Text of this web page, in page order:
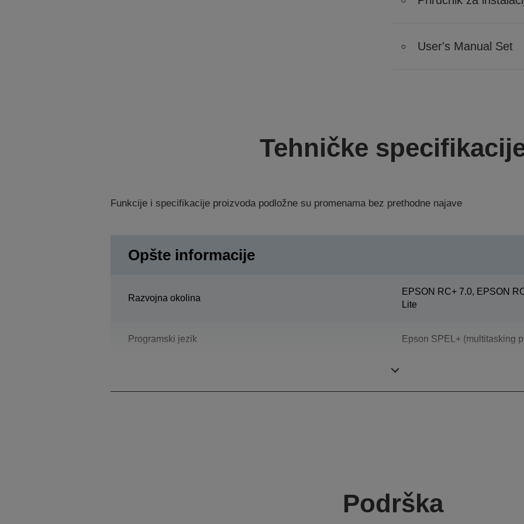
User's Manual Set
Tehničke
Funkcije i specifikacije proizvoda podložne su promenama bez prethodne najave
Opšte informacije
Razvojna okolina
EPSON RC+ 7.0, EPSON
Lite
Programski jezik Epson SPEL+ (multitasking
Podrška